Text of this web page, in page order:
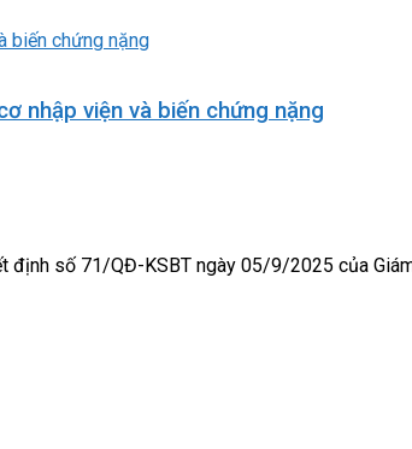
nhập viện và biến chứng nặng
số 71/QĐ-KSBT ngày 05/9/2025 của